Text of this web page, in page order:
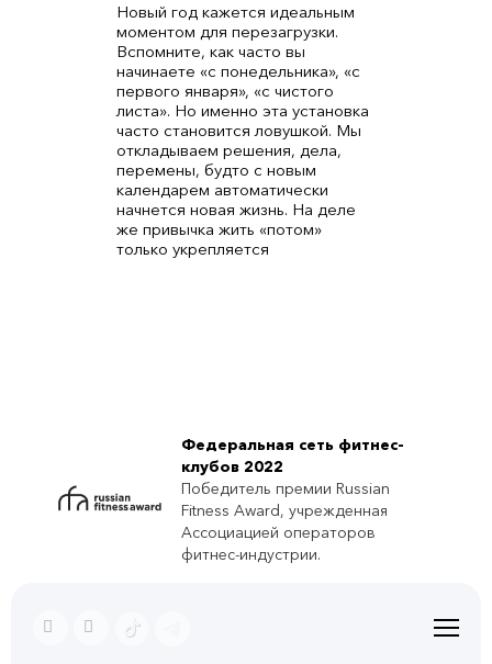
Новый год кажется идеальным
моментом для перезагрузки.
Вспомните, как часто вы
начинаете «с понедельника», «с
первого января», «с чистого
листа». Но именно эта установка
часто становится ловушкой. Мы
откладываем решения, дела,
перемены, будто с новым
календарем автоматически
начнется новая жизнь. На деле
же привычка жить «потом»
только укрепляется
Федеральная сеть фитнес-
клубов 2022
Победитель премии Russian
Fitness Award, учрежденная
Ассоциацией операторов
фитнес-индустрии.